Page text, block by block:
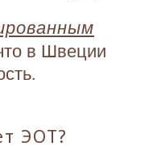
в Швеции
ЭОТ?